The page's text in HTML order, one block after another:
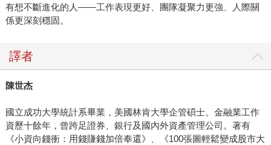
有想不斷進化的人——工作表現更好、團隊凝聚力更強、人際關
係更深刻穩固。
譯者
陳世杰
國立成功大學統計系畢業，美國林肯大學企管碩士。金融業工作
資歷十餘年，曾跨足證券、銀行及國內外資產管理公司。著有
《小資向錢衝：用錢賺錢加倍奉還》、《100張圖輕鬆變成股市大